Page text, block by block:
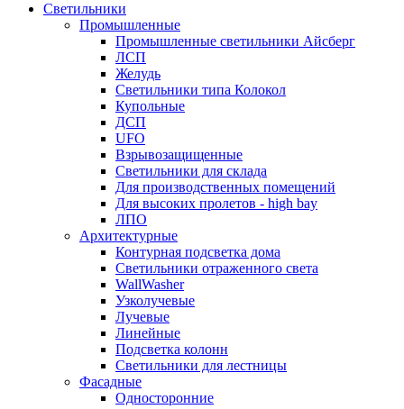
Светильники
Промышленные
Промышленные светильники Айсберг
ЛСП
Желудь
Светильники типа Колокол
Купольные
ДСП
UFO
Взрывозащищенные
Светильники для склада
Для производственных помещений
Для высоких пролетов - high bay
ЛПО
Архитектурные
Контурная подсветка дома
Светильники отраженного света
WallWasher
Узколучевые
Лучевые
Линейные
Подсветка колонн
Светильники для лестницы
Фасадные
Односторонние